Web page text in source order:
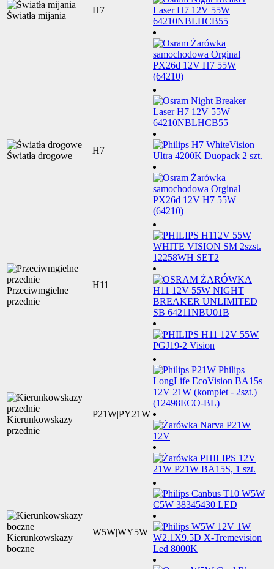
Światła mijania
H7
Światła drogowe
H7
Przeciwmgielne
przednie
H11
Kierunkowskazy
przednie
P21W|PY21W
Kierunkowskazy
boczne
W5W|WY5W